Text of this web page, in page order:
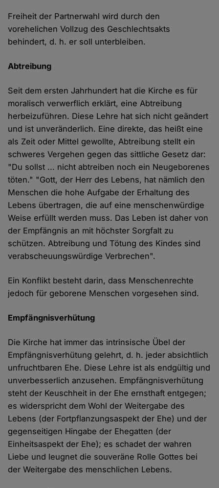
Freiheit der Partnerwahl wird durch den
vorehelichen Vollzug des Geschlechtsakts
behindert, d. h. er soll unterbleiben.
Abtreibung
Seit dem ersten Jahrhundert hat die Kirche es für
moralisch verwerflich erklärt, eine Abtreibung
herbeizuführen. Diese Lehre hat sich nicht geändert
und ist unveränderlich. Eine direkte, das heißt eine
als Zeit oder Mittel gewollte, Abtreibung stellt ein
schweres Vergehen gegen das sittliche Gesetz dar:
"Du sollst ... nicht abtreiben noch ein Neugeborenes
töten." "Gott, der Herr des Lebens, hat nämlich den
Menschen die hohe Aufgabe der Erhaltung des
Lebens übertragen, die auf eine menschenwürdige
Weise erfüllt werden muss. Das Leben ist daher von
der Empfängnis an mit höchster Sorgfalt zu
schützen. Abtreibung und Tötung des Kindes sind
verabscheuungswürdige Verbrechen".
Ein Konflikt besteht darin, dass Menschenrechte
jedoch für geborene Menschen vorgesehen sind.
Empfängnisverhütung
Die Kirche hat immer das intrinsische Übel der
Empfängnisverhütung gelehrt, d. h. jeder absichtlich
unfruchtbaren Ehe. Diese Lehre ist als endgültig und
unverbesserlich anzusehen. Empfängnisverhütung
steht der Keuschheit in der Ehe ernsthaft entgegen;
es widerspricht dem Wohl der Weitergabe des
Lebens (der Fortpflanzungsaspekt der Ehe) und der
gegenseitigen Hingabe der Ehegatten (der
Einheitsaspekt der Ehe); es schadet der wahren
Liebe und leugnet die souveräne Rolle Gottes bei
der Weitergabe des menschlichen Lebens.